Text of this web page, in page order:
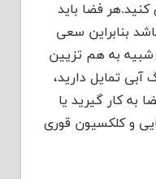
فضا باید
بنابراین سعی
شبیه به هم تزیین
آبی تمایل دارید،
به کار گیرید یا
و کلکسیون قوری